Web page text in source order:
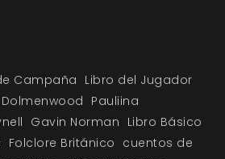
Campaña Libro del Jugador
Dolmenwood Pauliina
Gavin Norman Libro Básico
Folclore Británico cuentos de